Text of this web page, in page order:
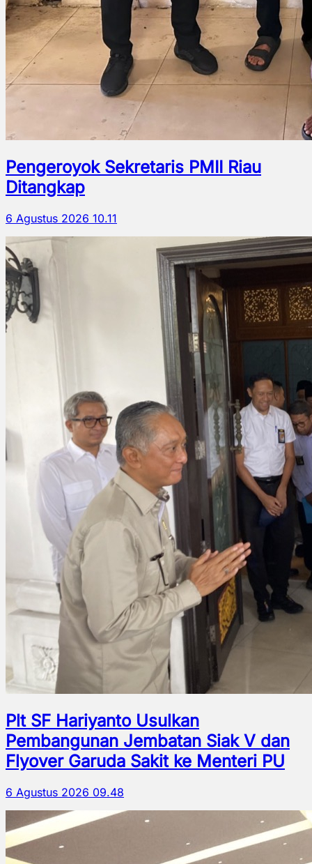
Pengeroyok Sekretaris PMII Riau
Ditangkap
6 Agustus 2026 10.11
Plt SF Hariyanto Usulkan
Pembangunan Jembatan Siak V dan
Flyover Garuda Sakit ke Menteri PU
6 Agustus 2026 09.48